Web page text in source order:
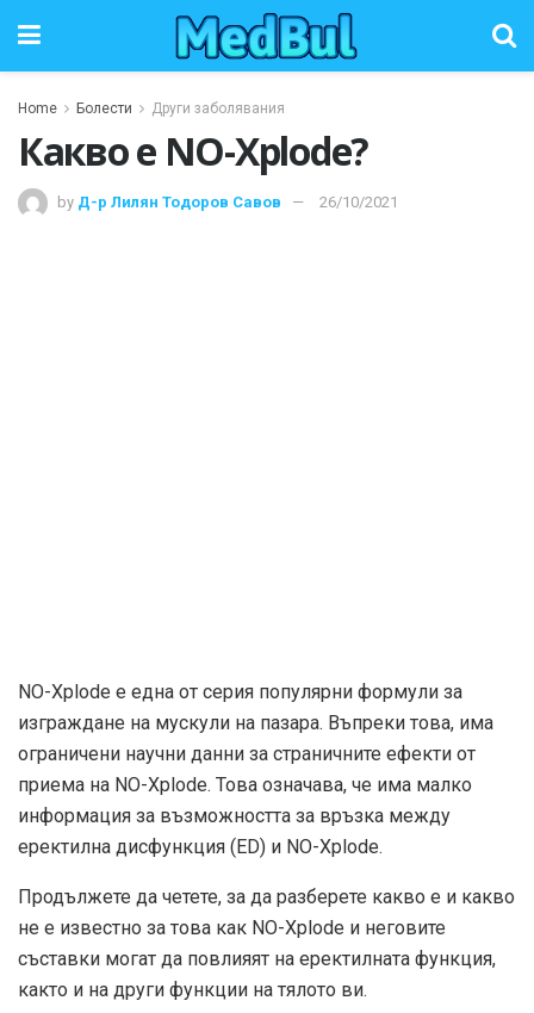
Home Болести Други заболявания
Какво е NO-Xplode?
by Д-р Лилян Тодоров Савов 26/10/2021
NO-Xplode е една от серия популярни формули за
изграждане на мускули на пазара. Въпреки това, има
ограничени научни данни за страничните ефекти от
приема на NO-Xplode. Това означава, че има малко
информация за възможността за връзка между
еректилна дисфункция (ED) и NO-Xplode.
Продължете да четете, за да разберете какво е и какво
не е известно за това как NO-Xplode и неговите
съставки могат да повлияят на еректилната функция,
както и на други функции на тялото ви.